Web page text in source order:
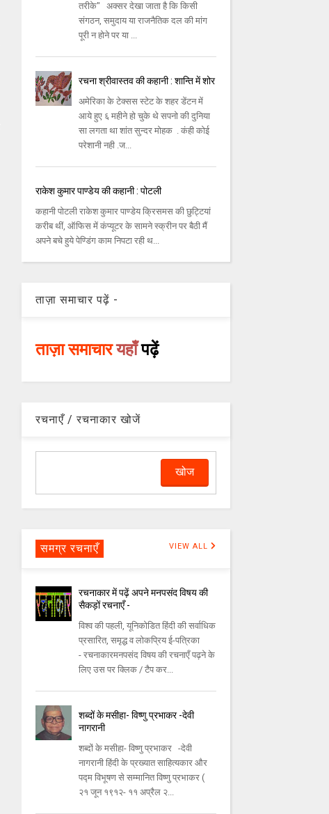
तरीके" अक्सर देखा जाता है कि किसी
संगठन, समुदाय या राजनैतिक दल की मांग
पूरी न होने पर या ...
रचना श्रीवास्तव की कहानी : शान्ति में शोर
अमेरिका के टेक्सस स्टेट के शहर डेंटन में
आये हुए ६ महीने हो चुके थे सपनो की दुनिया
सा लगता था शांत सुन्दर मोहक . कंही कोई
परेशानी नही .ज...
राकेश कुमार पाण्डेय की कहानी : पोटली
कहानी पोटली राकेश कुमार पाण्डेय क्रिसमस की छुट्टियां
करीब थीं, ऑफिस में कंप्यूटर के सामने स्क्रीन पर बैठी मैं
अपने बचे हुये पेण्डिंग काम निपटा रही थ...
ताज़ा समाचार पढ़ें -
ताज़ा समाचारयहाँपढ़ें
रचनाएँ / रचनाकार खोजें
समग्र रचनाएँ VIEW ALL
रचनाकार में पढ़ें अपने मनपसंद विषय की
सैकड़ों रचनाएँ -
विश्व की पहली, यूनिकोडित हिंदी की सर्वाधिक
प्रसारित, समृद्ध व लोकप्रिय ई-पत्रिका
- रचनाकारमनपसंद विषय की रचनाएँ पढ़ने के
लिए उस पर क्लिक / टैप कर...
शब्दों के मसीहा- विष्णु प्रभाकर -देवी
नागरानी
शब्दों के मसीहा- विष्णु प्रभाकर -देवी
नागरानी हिंदी के प्रख्यात साहित्यकार और
पद्म विभूषण से सम्मानित विष्णु प्रभाकर (
२१ जून १९१२- ११ अप्रैल २...